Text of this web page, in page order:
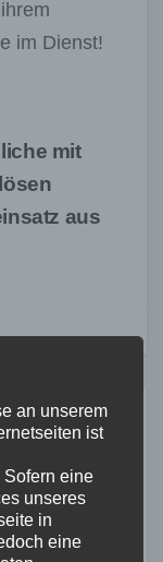
im Dienst!
mit
aus
an unserem
ist
eine
unseres
in
eine